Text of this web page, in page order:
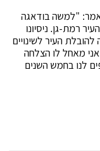
"למשה בודאגה
רמת-גן. ניסיונו
העיר לשינויים
מאחל לו הצלחה
לנו בחמש השנים